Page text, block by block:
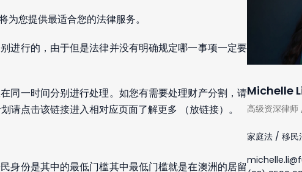
您提供最适合您的法律服务。
进行的，由于但是法律并没有明确规定哪一事项一定要
同一时间分别进行处理。如您有需要处理财产分割，请
点击该链接进入相对应页面了解更多 （放链接）。
身份是其中的最低门槛其中最低门槛就是在澳洲的居留
Michelle
高级资深律
家庭法 / 移